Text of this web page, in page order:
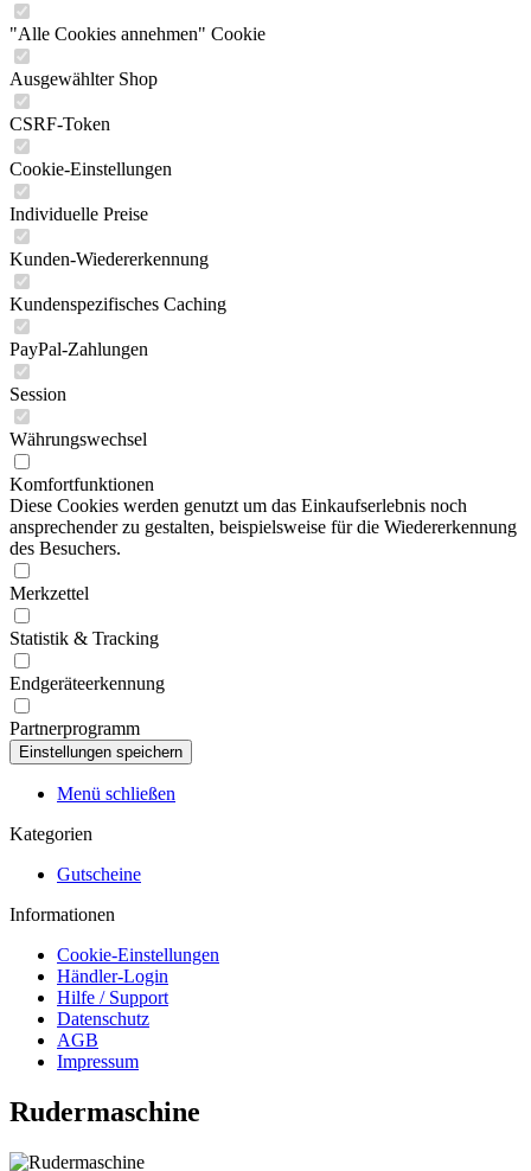
"Alle Cookies annehmen" Cookie
Ausgewählter Shop
CSRF-Token
Cookie-Einstellungen
Individuelle Preise
Kunden-Wiedererkennung
Kundenspezifisches Caching
PayPal-Zahlungen
Session
Währungswechsel
Komfortfunktionen
Diese Cookies werden genutzt um das Einkaufserlebnis noch
ansprechender zu gestalten, beispielsweise für die Wiedererkennung
des Besuchers.
Merkzettel
Statistik & Tracking
Endgeräteerkennung
Partnerprogramm
Menü schließen
Kategorien
Gutscheine
Informationen
Cookie-Einstellungen
Händler-Login
Hilfe / Support
Datenschutz
AGB
Impressum
Rudermaschine